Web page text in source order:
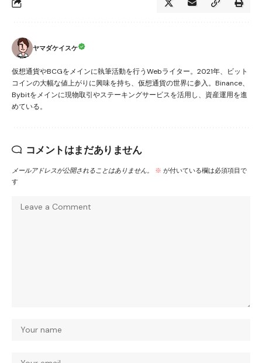
ヤマダケイスケ
仮想通貨やBCGをメインに執筆活動を行うWebライター。2021年、ビット
コインの大幅な値上がりに興味を持ち、仮想通貨の世界に参入。Binance、
Bybitをメインに現物取引やステーキングサービスを活用し、資産運用を進
めている。
コメントはまだありません
メールアドレスが公開されることはありません。 ※ が付いている欄は必須項目で
す